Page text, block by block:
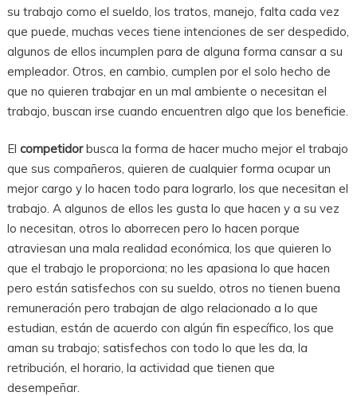
su trabajo como el sueldo, los tratos, manejo, falta cada vez
que puede, muchas veces tiene intenciones de ser despedido,
algunos de ellos incumplen para de alguna forma cansar a su
empleador. Otros, en cambio, cumplen por el solo hecho de
que no quieren trabajar en un mal ambiente o necesitan el
trabajo, buscan irse cuando encuentren algo que los beneficie.
El competidorbusca la forma de hacer mucho mejor el trabajo
que sus compañeros, quieren de cualquier forma ocupar un
mejor cargo y lo hacen todo para lograrlo, los que necesitan el
trabajo. A algunos de ellos les gusta lo que hacen y a su vez
lo necesitan, otros lo aborrecen pero lo hacen porque
atraviesan una mala realidad económica, los que quieren lo
que el trabajo le proporciona; no les apasiona lo que hacen
pero están satisfechos con su sueldo, otros no tienen buena
remuneración pero trabajan de algo relacionado a lo que
estudian, están de acuerdo con algún fin específico, los que
aman su trabajo; satisfechos con todo lo que les da, la
retribución, el horario, la actividad que tienen que
desempeñar.